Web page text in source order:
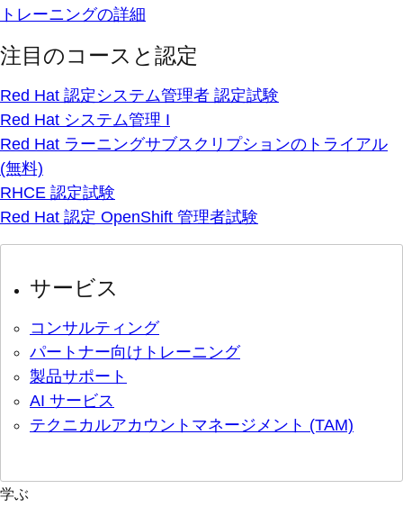
トレーニングの詳細
注目のコースと認定
Red Hat 認定システム管理者 認定試験
Red Hat システム管理 I
Red Hat ラーニングサブスクリプションのトライアル
(無料)
RHCE 認定試験
Red Hat 認定 OpenShift 管理者試験
サービス
コンサルティング
パートナー向けトレーニング
製品サポート
AI サービス
テクニカルアカウントマネージメント (TAM)
学ぶ